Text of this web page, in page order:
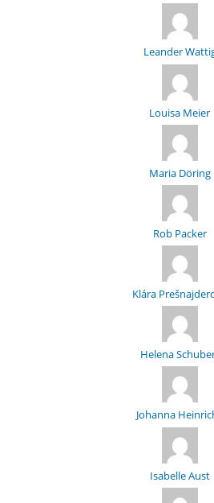
Leander
Louisa Meier
Maria Döring
Rob Packer
Klára
Helena
Johanna
Isabelle Aust